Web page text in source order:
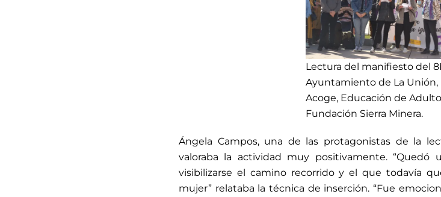
Lectura del manifiesto del
Ayuntamiento de La Unión,
Acoge, Educación de
Fundación Sierra Minera.
Ángela Campos, una de las protagonistas de la
valoraba la actividad muy positivamente.
visibilizarse el camino recorrido y el que todavía
mujer” relataba la técnica de inserción. “Fue